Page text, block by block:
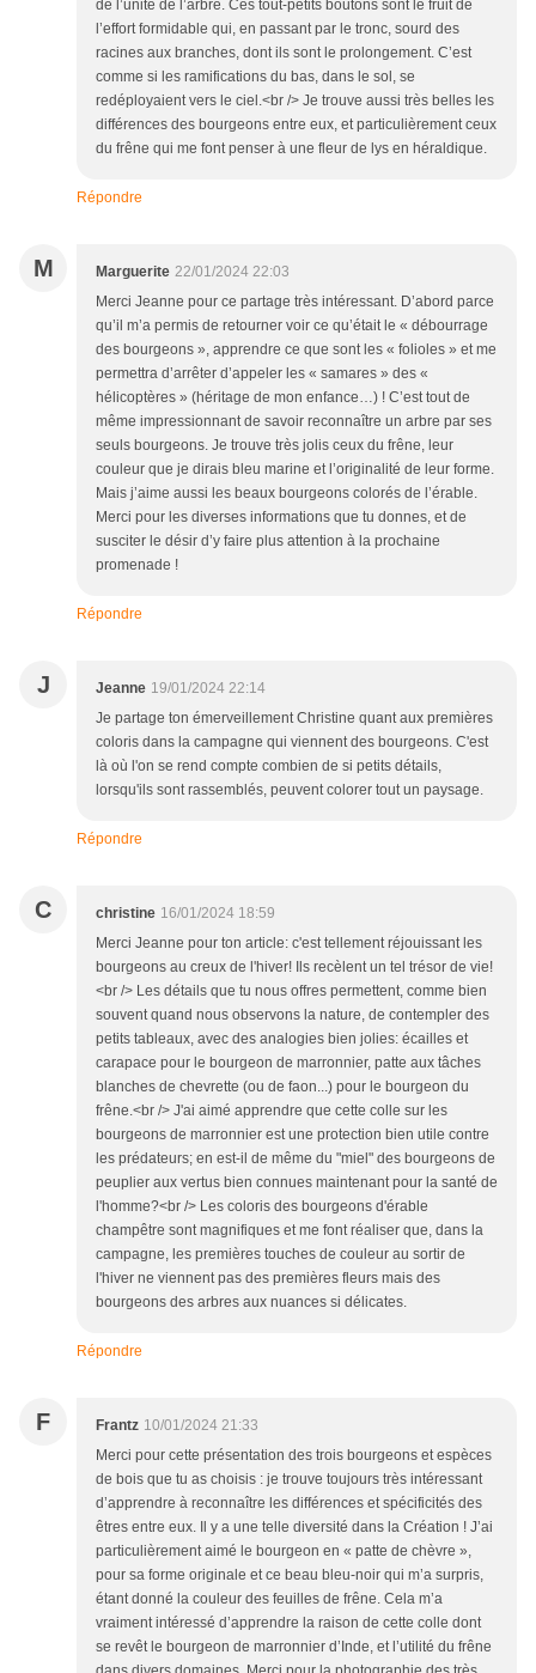
de l’unité de l’arbre. Ces tout-petits boutons sont le fruit de
l’effort formidable qui, en passant par le tronc, sourd des
racines aux branches, dont ils sont le prolongement. C’est
comme si les ramifications du bas, dans le sol, se
redéployaient vers le ciel.<br /> Je trouve aussi très belles les
différences des bourgeons entre eux, et particulièrement ceux
du frêne qui me font penser à une fleur de lys en héraldique.
Répondre
M Marguerite 22/01/2024 22:03
Merci Jeanne pour ce partage très intéressant. D’abord parce
qu’il m’a permis de retourner voir ce qu’était le « débourrage
des bourgeons », apprendre ce que sont les « folioles » et me
permettra d’arrêter d’appeler les « samares » des «
hélicoptères » (héritage de mon enfance…) ! C’est tout de
même impressionnant de savoir reconnaître un arbre par ses
seuls bourgeons. Je trouve très jolis ceux du frêne, leur
couleur que je dirais bleu marine et l’originalité de leur forme.
Mais j’aime aussi les beaux bourgeons colorés de l’érable.
Merci pour les diverses informations que tu donnes, et de
susciter le désir d’y faire plus attention à la prochaine
promenade !
Répondre
J Jeanne 19/01/2024 22:14
Je partage ton émerveillement Christine quant aux premières
coloris dans la campagne qui viennent des bourgeons. C'est
là où l'on se rend compte combien de si petits détails,
lorsqu'ils sont rassemblés, peuvent colorer tout un paysage.
Répondre
C christine 16/01/2024 18:59
Merci Jeanne pour ton article: c'est tellement réjouissant les
bourgeons au creux de l'hiver! Ils recèlent un tel trésor de vie!
<br /> Les détails que tu nous offres permettent, comme bien
souvent quand nous observons la nature, de contempler des
petits tableaux, avec des analogies bien jolies: écailles et
carapace pour le bourgeon de marronnier, patte aux tâches
blanches de chevrette (ou de faon...) pour le bourgeon du
frêne.<br /> J'ai aimé apprendre que cette colle sur les
bourgeons de marronnier est une protection bien utile contre
les prédateurs; en est-il de même du "miel" des bourgeons de
peuplier aux vertus bien connues maintenant pour la santé de
l'homme?<br /> Les coloris des bourgeons d'érable
champêtre sont magnifiques et me font réaliser que, dans la
campagne, les premières touches de couleur au sortir de
l'hiver ne viennent pas des premières fleurs mais des
bourgeons des arbres aux nuances si délicates.
Répondre
F Frantz 10/01/2024 21:33
Merci pour cette présentation des trois bourgeons et espèces
de bois que tu as choisis : je trouve toujours très intéressant
d’apprendre à reconnaître les différences et spécificités des
êtres entre eux. Il y a une telle diversité dans la Création ! J’ai
particulièrement aimé le bourgeon en « patte de chèvre »,
pour sa forme originale et ce beau bleu-noir qui m’a surpris,
étant donné la couleur des feuilles de frêne. Cela m’a
vraiment intéressé d’apprendre la raison de cette colle dont
se revêt le bourgeon de marronnier d’Inde, et l’utilité du frêne